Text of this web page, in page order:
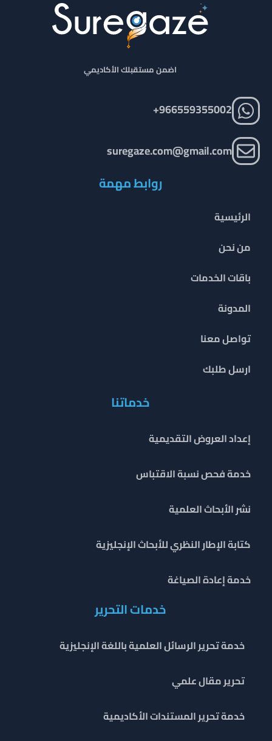
اضمن مستقبلك الأكاديمي
966559355002+
suregaze.com@gmail.com
روابط مهمة
الرئيسية
من نحن
باقات الخدمات
المدونة
تواصل معنا
ارسل طلبك
خدماتنا
إعداد العروض التقديمية
خدمة فحص نسبة الاقتباس
نشر الأبحاث العلمية
كتابة الإطار النظري للأبحاث الإنجليزية
خدمة إعادة الصياغة
خدمات التحرير
خدمة تحرير الرسائل العلمية باللغة الإنجليزية
تحرير مقال علمي
خدمة تحرير المستندات الأكاديمية